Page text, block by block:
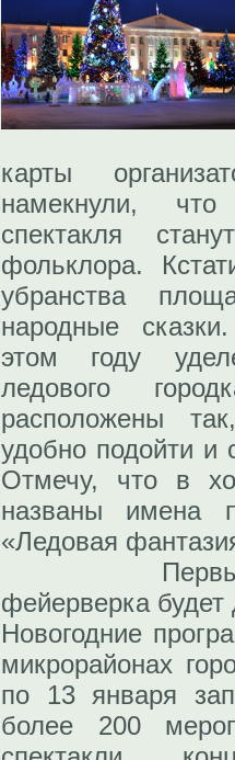
карты
намекнули, что
спектакля
фольклора.
убранства
народные
этом году
ледового
расположены
удобно подойти и
Отмечу, что в
названы имена
«Ледовая
Первый
фейерверка будет
Новогодние
микрорайонах
по 13 января
более 200